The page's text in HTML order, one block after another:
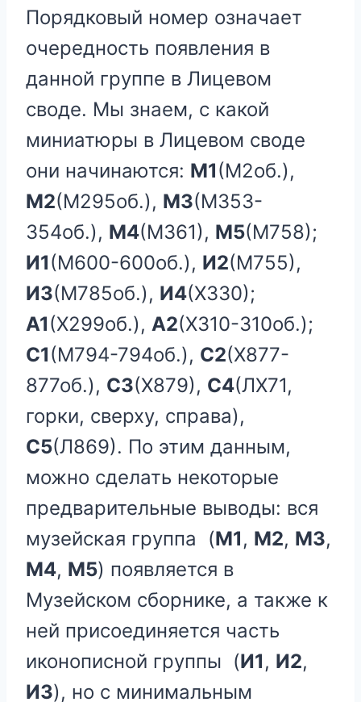
Порядковый номер означает
очередность появления в
данной группе в Лицевом
своде. Мы знаем, с какой
миниатюры в Лицевом своде
они начинаются: М1(М2об.),
М2(М295об.), М3(М353-
354об.), М4(М361), М5(М758);
И1(М600-600об.), И2(М755),
И3(М785об.), И4(Х330);
А1(Х299об.), А2(Х310-310об.);
С1(М794-794об.), С2(Х877-
877об.), С3(Х879), С4(ЛХ71,
горки, сверху, справа),
С5(Л869). По этим данным,
можно сделать некоторые
предварительные выводы: вся
музейская группа (М1, М2, М3,
М4, М5) появляется в
Музейском сборнике, а также к
ней присоединяется часть
иконописной группы (И1, И2,
И3), но с минимальным